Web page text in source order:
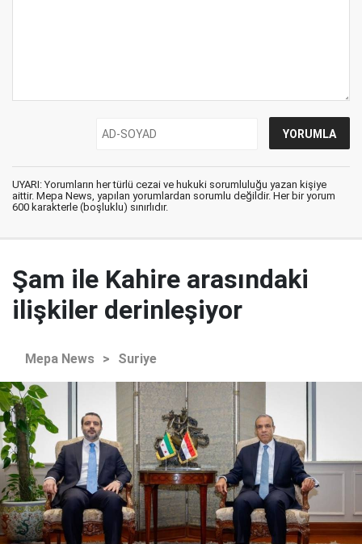
UYARI: Yorumların her türlü cezai ve hukuki sorumluluğu yazan kişiye
aittir. Mepa News, yapılan yorumlardan sorumlu değildir. Her bir yorum
600 karakterle (boşluklu) sınırlıdır.
Şam ile Kahire arasındaki
ilişkiler derinleşiyor
Mepa News > Suriye